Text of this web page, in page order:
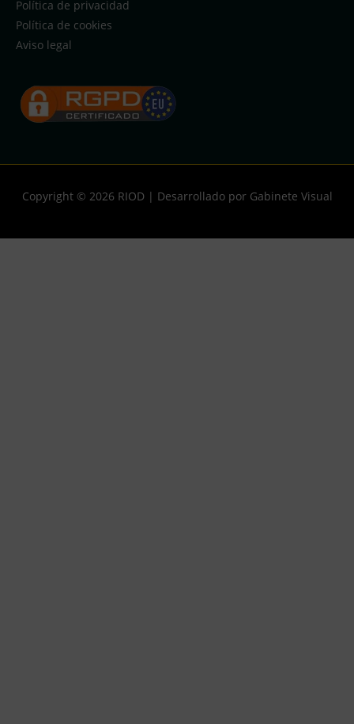
Política de privacidad
Política de cookies
Aviso legal
Copyright © 2026 RIOD| Desarrollado por Gabinete Visual